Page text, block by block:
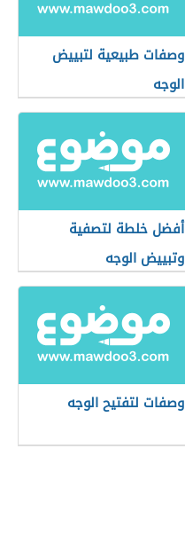
وصفات طبيعية لتبييض
الوجه
أفضل خلطة لتصفية
وتبييض الوجه
وصفات لتفتيح الوجه